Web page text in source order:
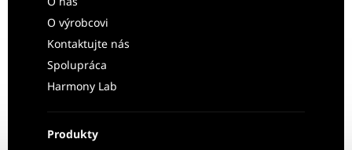
O výrobcovi
Kontaktujte nás
Spolupráca
Harmony Lab
Produkty